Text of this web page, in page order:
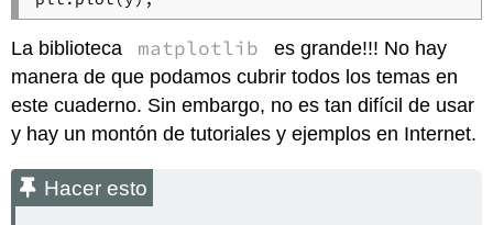
La biblioteca matplotlib
es grande!!! No hay
manera de que podamos cubrir todos los temas en
este cuaderno. Sin embargo, no es tan difícil de usar
y hay un montón de tutoriales y ejemplos en Internet.
Hacer esto